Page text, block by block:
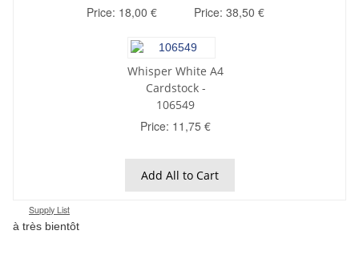
Price: 18,00 € Price: 38,50 €
Whisper White A4
Cardstock -
106549
Price: 11,75 €
Add All to Cart
Supply List
à très bientôt